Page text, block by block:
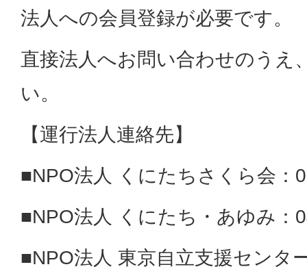
法人への会員登録が必要です。
直接法人へお問い合わせのうえ
い。
【運行法人連絡先】
■NPO法人 くにたちさくら会：
■NPO法人 くにたち・あゆみ：
■NPO法人 東京自立支援センタ